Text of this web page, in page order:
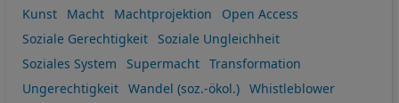
Kunst
Macht Machtprojektion
Open Access
Soziale Gerechtigkeit
Soziale Ungleichheit
Soziales System
Supermacht
Transformation
Ungerechtigkeit
Wandel (soz.-ökol.)
Whistleblower